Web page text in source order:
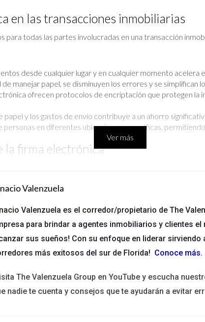
en las transacciones inmobiliarias
todas las partes involucradas en una transacción
desde cualquier lugar y en cualquier momento acelera
manejar papel, se disminuyen los errores y se simplifican
ofrecen protocolos de encriptación que protegen la
papel y los gastos de envío contribuye a un ahorro
personas en diferentes ubicaciones geográficas,
la firma electrónica
legales y de seguridad pertinentes.
proceder a crear una cuenta, lo cual generalmente
requieren una firma deben ser cargados en la plataforma.
de la plataforma, se puede enviar una invitación
firmantes hayan completado el proceso, se puede verificar
Ver más
Valenzuela
Valenzuela es el corredor/propietario de The
para brindar a agentes inmobiliarios y clientes
sus sueños! Con su enfoque en liderar sirviendo
más exitosos del sur de Florida! Conoce más.
The Valenzuela Group en YouTube y escucha
nadie te cuenta y consejos que te ayudarán a evitar